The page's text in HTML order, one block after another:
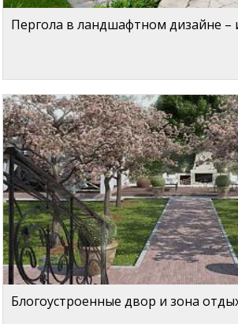
Пергола в ландшафтном дизайне –
Блогоустроенные двор и зона